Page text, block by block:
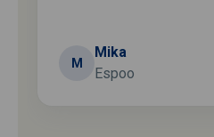
M
Mika
Espoo